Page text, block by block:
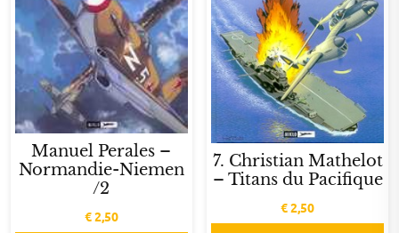
Manuel Perales –
Normandie-Niemen
/2
€2,50
7. Christian Mathelot
– Titans du Pacifique
€2,50